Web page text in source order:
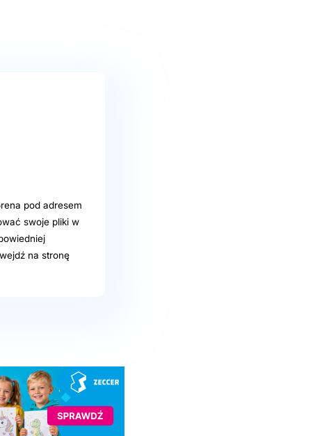
pod adresem
swoje pliki w
na stronę